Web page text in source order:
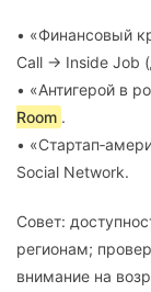
• «Финансовый
Call → Inside Job
• «Антигерой в
Room .
•
Social Network.
Совет:
регионам;
внимание на